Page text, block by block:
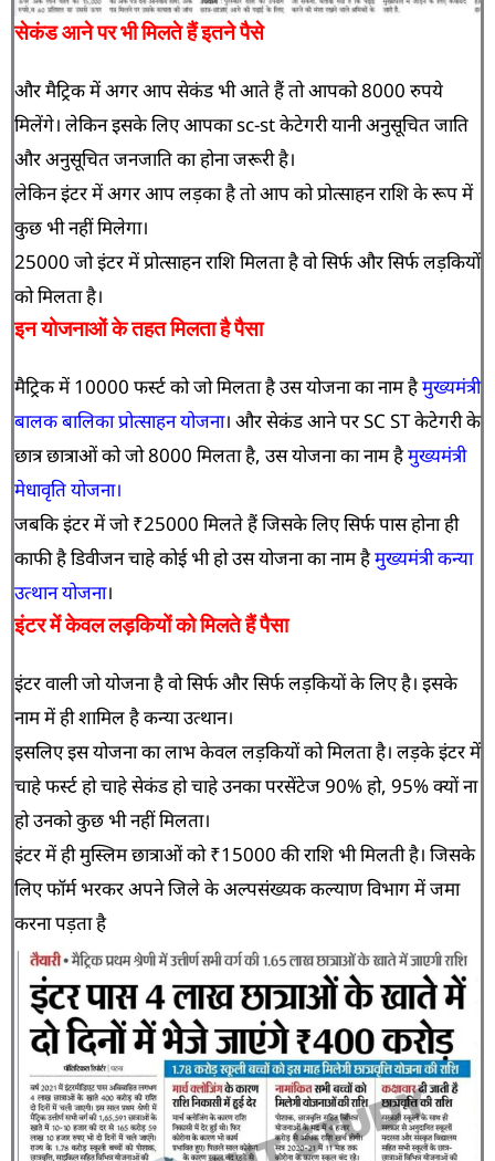
सेकंड आने पर भी मिलते हैं इतने पैसे
और मैट्रिक में अगर आप सेकंड भी आते हैं तो आपको 8000 रुपये
मिलेंगे। लेकिन इसके लिए आपका sc-st केटेगरी यानी अनुसूचित जाति
और अनुसूचित जनजाति का होना जरूरी है।
लेकिन इंटर में अगर आप लड़का है तो आप को प्रोत्साहन राशि के रूप में
कुछ भी नहीं मिलेगा।
25000 जो इंटर में प्रोत्साहन राशि मिलता है वो सिर्फ और सिर्फ लड़कियों
को मिलता है।
इन योजनाओं के तहत मिलता है पैसा
मैट्रिक में 10000 फर्स्ट को जो मिलता है उस योजना का नाम हैमुख्यमंत्री
बालक बालिका प्रोत्साहन योजना। और सेकंड आने पर SC ST केटेगरी के
छात्र छात्राओं को जो 8000 मिलता है, उस योजना का नाम हैमुख्यमंत्री
मेधावृति योजना।
जबकि इंटर में जो ₹25000 मिलते हैं जिसके लिए सिर्फ पास होना ही
काफी है डिवीजन चाहे कोई भी हो उस योजना का नाम हैमुख्यमंत्री कन्या
उत्थान योजना।
इंटर में केवल लड़कियों को मिलते हैं पैसा
इंटर वाली जो योजना है वो सिर्फ और सिर्फ लड़कियों के लिए है। इसके
नाम में ही शामिल है कन्या उत्थान।
इसलिए इस योजना का लाभ केवल लड़कियों को मिलता है। लड़के इंटर में
चाहे फर्स्ट हो चाहे सेकंड हो चाहे उनका परसेंटेज 90% हो, 95% क्यों ना
हो उनको कुछ भी नहीं मिलता।
इंटर में ही मुस्लिम छात्राओं को ₹15000 की राशि भी मिलती है। जिसके
लिए फॉर्म भरकर अपने जिले के अल्पसंख्यक कल्याण विभाग में जमा
करना पड़ता है